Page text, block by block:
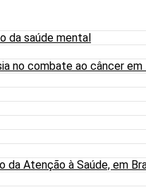
da saúde mental
no combate ao câncer
Atenção à Saúde, em